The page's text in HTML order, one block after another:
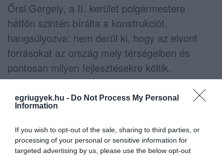
egriugyek.hu - Do Not Process My Personal
Information
If you wish to opt-out of the sale, sharing to third parties, or
processing of your personal or sensitive information for
targeted advertising by us, please use the below opt-out
Őrsi Gergely, a II. kerület polgármestere
hétfőn szintén bírálta a konstrukciót,
hangsúlyozva: nem derül ki, hogy az elvont
forrásokat az ország mely térségeiben és
pontosan milyen fejlesztésekre költik.
Megfogalmazása szerint „mindössze annyi
látszik, hogy a II. kerületiek adóforintjait
felhasználva a kerülettől elvont pénzekkel a
központi költségvetésen tátongó lyukakat
tömködik be”.